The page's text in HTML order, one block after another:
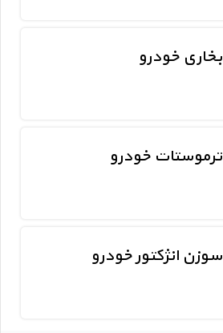
بخاری خودرو
ترموستات خودرو
سوزن انژکتور خودرو